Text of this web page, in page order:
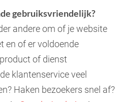
gebruiksvriendelijk?
andere om of je website
en of er voldoende
of dienst
klantenservice veel
Haken bezoekers snel af?